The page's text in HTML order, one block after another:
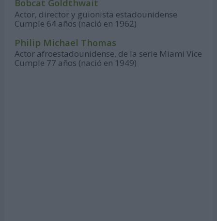
Bobcat Goldthwait
Actor, director y guionista estadounidense
Cumple 64 años (nació en 1962)
Philip Michael Thomas
Actor afroestadounidense, de la serie Miami Vice
Cumple 77 años (nació en 1949)